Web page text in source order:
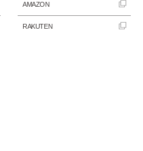
AMAZON
RAKUTEN